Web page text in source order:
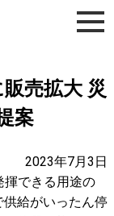
売拡大 災
案
2023年7月3日
揮できる用途の
給がいったん停